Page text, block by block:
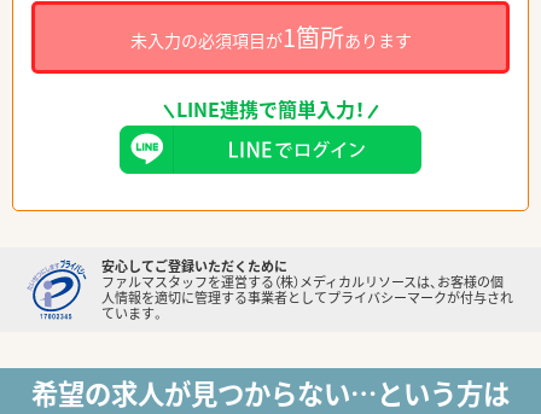
未入力の必須項目が1箇所あります
LINE連携で簡単入力！
安心してご登録いただくために
ファルマスタッフを運営する（株）メディカルリソースは、お客様の個
人情報を適切に管理する事業者としてプライバシーマークが付与され
ています。
希望の求人が見つからない…という方は